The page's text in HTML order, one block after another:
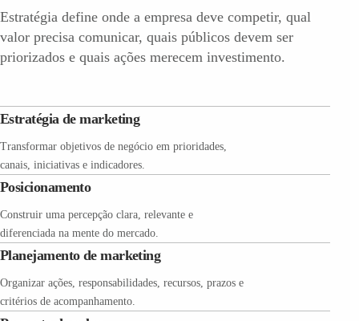
Estratégia define onde a empresa deve competir, qual
valor precisa comunicar, quais públicos devem ser
priorizados e quais ações merecem investimento.
Estratégia de marketing
Transformar objetivos de negócio em prioridades,
canais, iniciativas e indicadores.
Posicionamento
Construir uma percepção clara, relevante e
diferenciada na mente do mercado.
Planejamento de marketing
Organizar ações, responsabilidades, recursos, prazos e
critérios de acompanhamento.